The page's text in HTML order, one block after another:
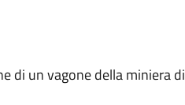
di un vagone della miniera di